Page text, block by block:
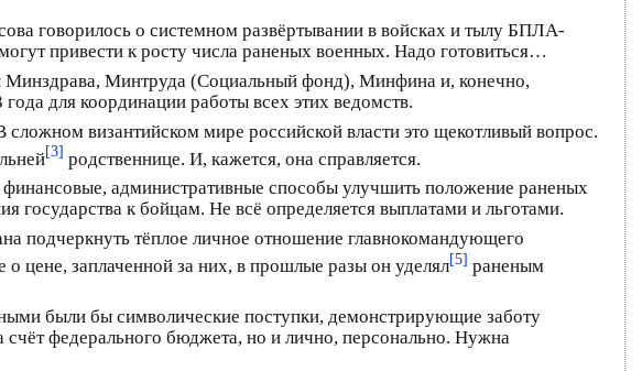
говорилось о системном развёртывании в войсках и тылу БПЛА-
привести к росту числа раненых военных. Надо готовиться…
Минздрава, Минтруда (Социальный фонд), Минфина и, конечно,
для координации работы всех этих ведомств.
византийском мире российской власти это щекотливый вопрос.
[3] родственнице. И, кажется, она справляется.
административные способы улучшить положение раненых
государства к бойцам. Не всё определяется выплатами и льготами.
подчеркнуть тёплое личное отношение главнокомандующего
о цене, заплаченной за них, в прошлые разы он уделял[5] раненым
были бы символические поступки, демонстрирующие заботу
федерального бюджета, но и лично, персонально. Нужна